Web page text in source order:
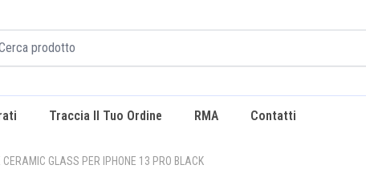
Traccia Il Tuo Ordine RMA Contatti
CERAMIC GLASS PER IPHONE 13 PRO BLACK